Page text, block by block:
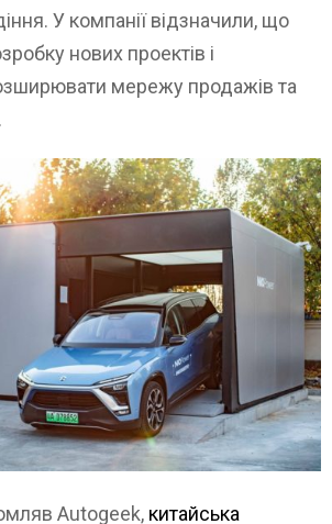
У компанії відзначили, що
нових проектів і
мережу продажів та
Autogeek, китайська